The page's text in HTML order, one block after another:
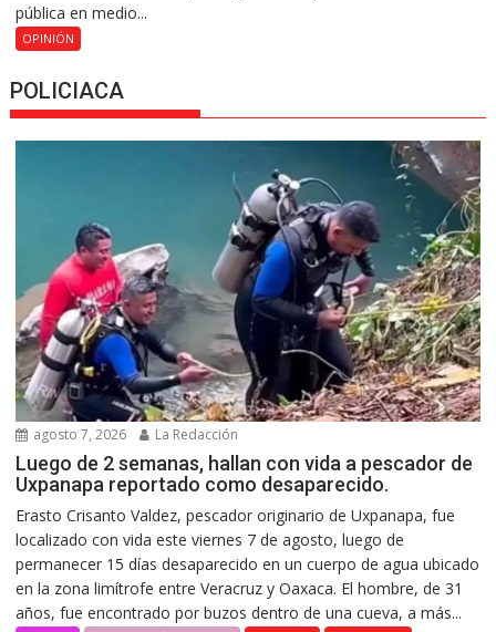
pública en medio...
OPINIÓN
POLICIACA
agosto 7, 2026 La Redacción
Luego de 2 semanas, hallan con vida a pescador de
Uxpanapa reportado como desaparecido.
Erasto Crisanto Valdez, pescador originario de Uxpanapa, fue
localizado con vida este viernes 7 de agosto, luego de
permanecer 15 días desaparecido en un cuerpo de agua ubicado
en la zona limítrofe entre Veracruz y Oaxaca. El hombre, de 31
años, fue encontrado por buzos dentro de una cueva, a más...